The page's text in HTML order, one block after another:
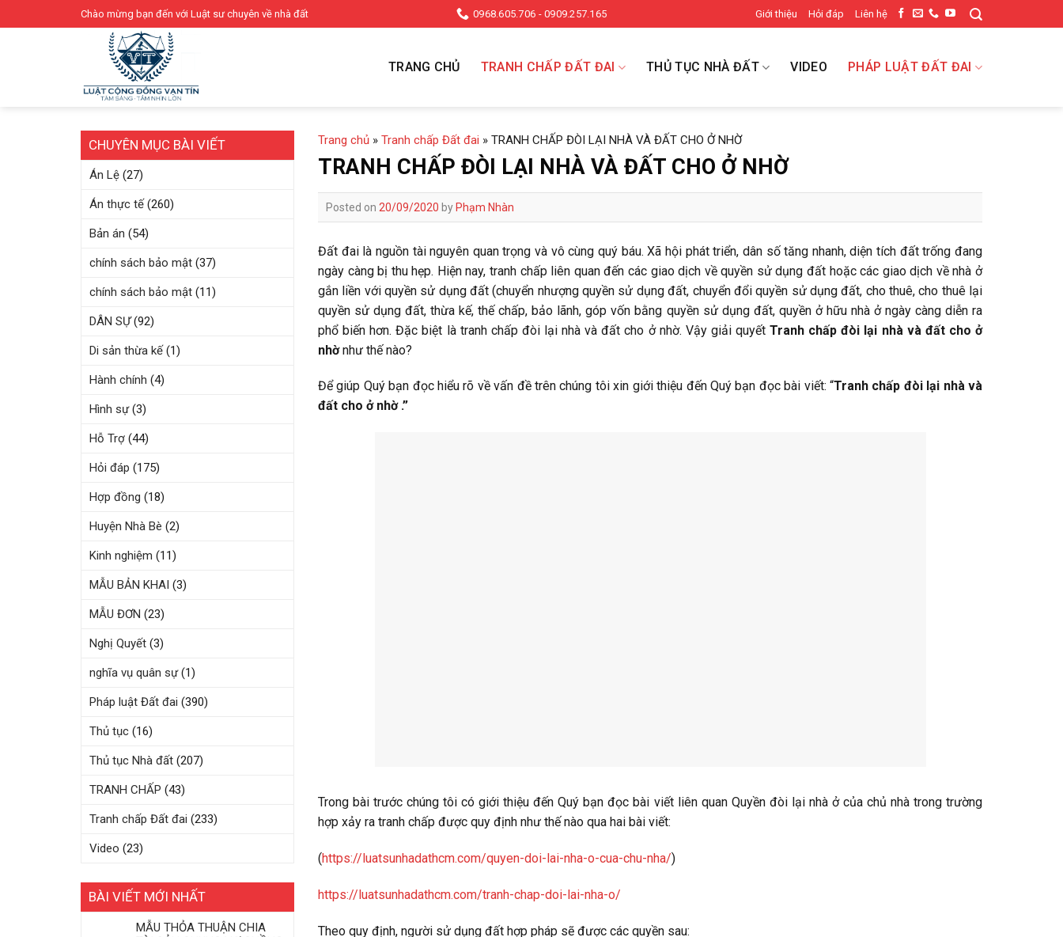
to
Chào mừng bạn đến với Luật sư chuyên về nhà đất 0968.605.706 - 0909.257.165 Giới thiệu Hỏi đáp Liên hệ
TRANG CHỦ TRANH CHẤP ĐẤT ĐAI THỦ TỤC NHÀ ĐẤT VIDEO PHÁP LUẬT ĐẤT ĐAI
CHUYÊN MỤC BÀI VIẾT
Án Lệ (27)
Án thực tế(260)
Bản án (54)
chính sách bảo mật (37)
chính sách bảo mật (11)
DÂN SỰ(92)
Di sản thừa kế(1)
Hành chính (4)
Hình sự(3)
Hỗ Trợ (44)
Hỏi đáp (175)
Hợp đồng (18)
Huyện Nhà Bè (2)
Kinh nghiệm (11)
MẪU BẢN KHAI (3)
MẪU ĐƠN (23)
Nghị Quyết (3)
nghĩa vụ quân sự(1)
Pháp luật Đất đai (390)
Thủ tục (16)
Thủ tục Nhà đất (207)
TRANH CHẤP (43)
Tranh chấp Đất đai (233)
Video (23)
BÀI VIẾT MỚI NHẤT
MẪU THỎA THUẬN CHIA
Trang chủ » Tranh chấp Đất đai » TRANH CHẤP ĐÒI LẠI NHÀ VÀ ĐẤT CHO Ở NHỜ
TRANH CHẤP ĐÒI LẠI NHÀ VÀ ĐẤT CHO Ở NHỜ
Posted on 20/09/2020 byPhạm Nhàn
Đất đai là nguồn tài nguyên quan trọng và vô cùng quý báu. Xã hội phát triển, dân số tăng nhanh, diện tích đất trống đang
ngày càng bị thu hẹp. Hiện nay, tranh chấp liên quan đến các giao dịch về quyền sử dụng đất hoặc các giao dịch về nhà ở
gắn liền với quyền sử dụng đất (chuyển nhượng quyền sử dụng đất, chuyển đổi quyền sử dụng đất, cho thuê, cho thuê lại
quyền sử dụng đất, thừa kế, thế chấp, bảo lãnh, góp vốn bằng quyền sử dụng đất, quyền ở hữu nhà ở ngày càng diễn ra
phổ biến hơn. Đặc biệt là tranh chấp đòi lại nhà và đất cho ở nhờ. Vậy giải quyết Tranh chấp đòi lại nhà và đất cho ở
nhờnhư thế nào?
Để giúp Quý bạn đọc hiểu rõ về vấn đề trên chúng tôi xin giới thiệu đến Quý bạn đọc bài viết: “Tranh chấp đòi lại nhà và
đất cho ở nhờ .”
Trong bài trước chúng tôi có giới thiệu đến Quý bạn đọc bài viết liên quan Quyền đòi lại nhà ở của chủ nhà trong trường
hợp xảy ra tranh chấp được quy định như thế nào qua hai bài viết:
(https://luatsunhadathcm.com/quyen-doi-lai-nha-o-cua-chu-nha/)
https://luatsunhadathcm.com/tranh-chap-doi-lai-nha-o/
Theo quy định, người sử dụng đất hợp pháp sẽ được các quyền sau: